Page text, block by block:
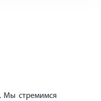
Мы стремимся